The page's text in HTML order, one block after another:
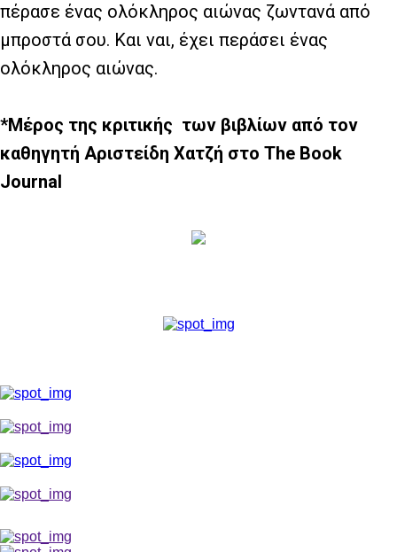
πέρασε ένας ολόκληρος αιώνας ζωντανά από
μπροστά σου. Και ναι, έχει περάσει ένας
ολόκληρος αιώνας.
*Μέρος της κριτικής των βιβλίων από τον
καθηγητή Αριστείδη Χατζή στο The Book
Journal